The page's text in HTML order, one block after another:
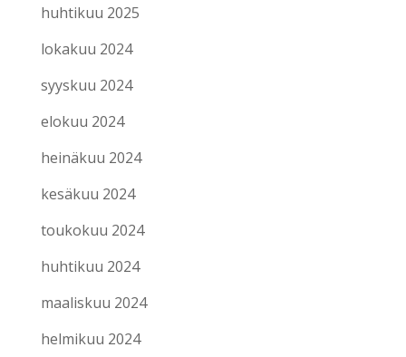
huhtikuu 2025
lokakuu 2024
syyskuu 2024
elokuu 2024
heinäkuu 2024
kesäkuu 2024
toukokuu 2024
huhtikuu 2024
maaliskuu 2024
helmikuu 2024